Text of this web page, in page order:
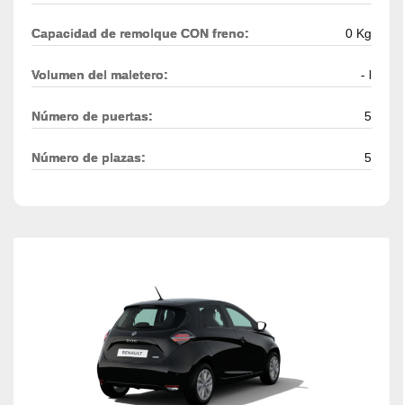
Capacidad de remolque CON freno: 0 Kg
Volumen del maletero: - l
Número de puertas: 5
Número de plazas: 5